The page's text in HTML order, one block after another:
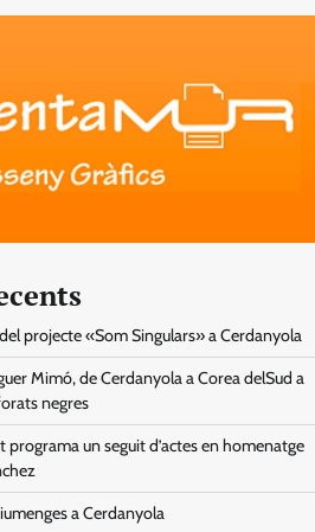
projecte «Som Singulars» a Cerdanyola
Mimó, de Cerdanyola a Corea delSud a
negres
programa un seguit d’actes en homenatge
a Cerdanyola